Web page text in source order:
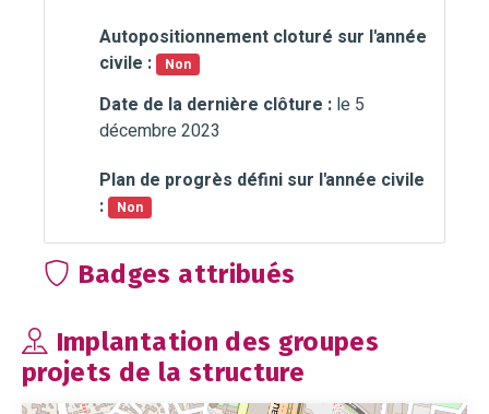
Autopositionnement cloturé sur l'année
civile :
Non
Date de la dernière clôture : le 5
décembre 2023
Plan de progrès défini sur l'année civile
:
Non
Badges attribués
Implantation des groupes
projets de la structure